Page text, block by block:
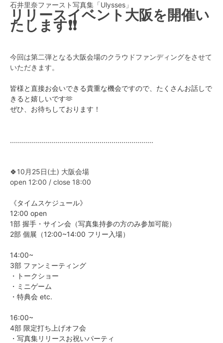
石井里奈ファースト写真集「Ulysses」
リリースイベント大阪を開催い
たします❗️❗️
今回は第二弾となる大阪会場のクラウドファンディングをさせて
いただきます。
皆様と直接お会いできる貴重な機会ですので、たくさんお話しで
きると嬉しいです🫶
ぜひ、お待ちしております！
........................................................................
🍀10月25日(土) 大阪会場
open 12:00 / close 18:00
《タイムスケジュール》
12:00 open
1部 握手・サイン会（写真集持参の方のみ参加可能）
2部 個展（12:00~14:00 フリー入場）
14:00~
3部 ファンミーティング
・トークショー
・ミニゲーム
・特典会 etc.
16:00~
4部 限定打ち上げオフ会
・写真集リリースお祝いパーティ